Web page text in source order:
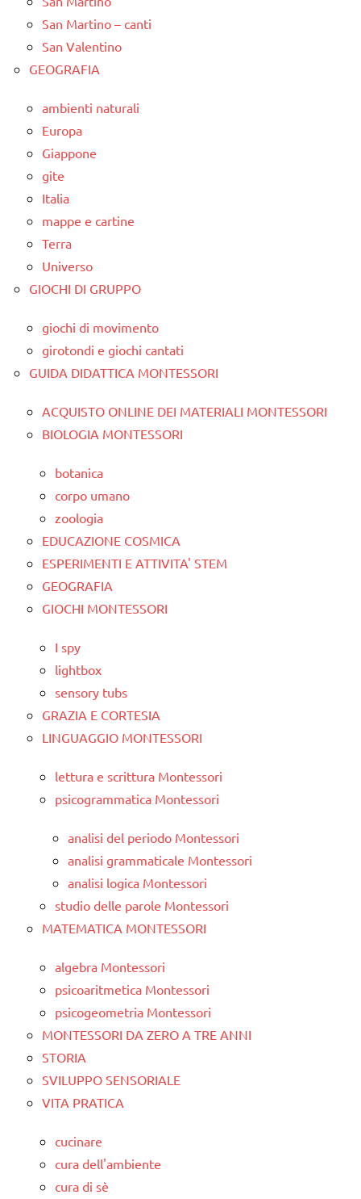
San Martino – canti
San Valentino
GEOGRAFIA
ambienti naturali
Europa
Giappone
gite
Italia
mappe e cartine
Terra
Universo
GIOCHI DI GRUPPO
giochi di movimento
girotondi e giochi cantati
GUIDA DIDATTICA MONTESSORI
ACQUISTO ONLINE DEI MATERIALI MONTESSORI
BIOLOGIA MONTESSORI
botanica
corpo umano
zoologia
EDUCAZIONE COSMICA
ESPERIMENTI E ATTIVITA' STEM
GEOGRAFIA
GIOCHI MONTESSORI
I spy
lightbox
sensory tubs
GRAZIA E CORTESIA
LINGUAGGIO MONTESSORI
lettura e scrittura Montessori
psicogrammatica Montessori
analisi del periodo Montessori
analisi grammaticale Montessori
analisi logica Montessori
studio delle parole Montessori
MATEMATICA MONTESSORI
algebra Montessori
psicoaritmetica Montessori
psicogeometria Montessori
MONTESSORI DA ZERO A TRE ANNI
STORIA
SVILUPPO SENSORIALE
VITA PRATICA
cucinare
cura dell'ambiente
cura di sè